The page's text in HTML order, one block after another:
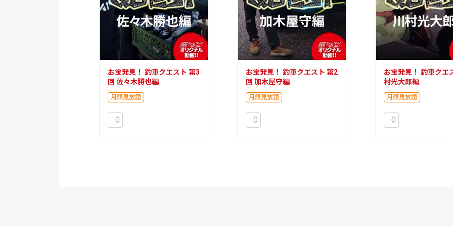
お宝発見！ 釣車クエスト 第3
回 佐々木勝也編
月額見放題
0
お宝発見！ 釣車クエスト 第2
回 加木屋守編
月額見放題
0
お宝発見！ 釣車クエ
村光大郎編
月額見放題
0